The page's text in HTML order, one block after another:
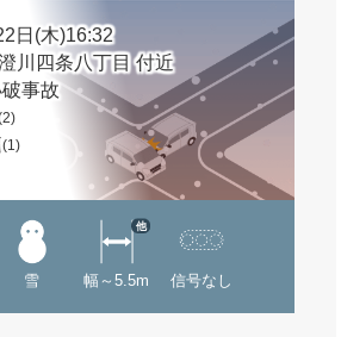
日(木)16:32
川四条八丁目 付近
事故
(1)
雪 幅～5.5m
他
信号なし